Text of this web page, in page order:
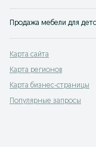
Карта сайта
Карта регионов
Карта бизнес-страницы
Популярные запросы